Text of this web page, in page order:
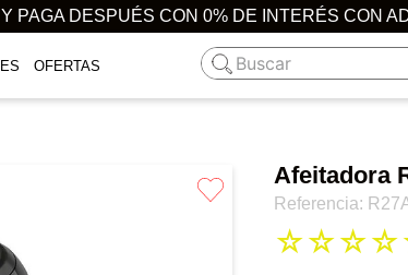
Y PAGA DESPUÉS CON 0% DE INTERÉS CON
OFERTAS
Buscar
Afeitadora
Referencia:
☆☆☆☆